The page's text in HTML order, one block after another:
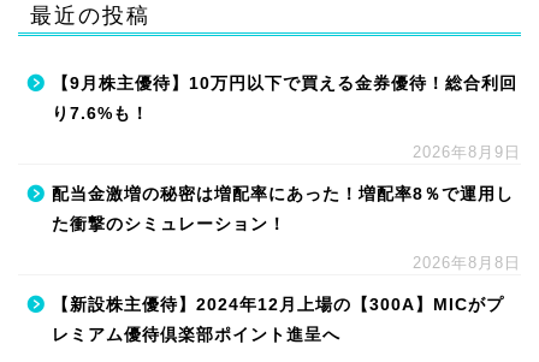
最近の投稿
【9月株主優待】10万円以下で買える金券優待！総合利回
り7.6%も！
2026年8月9日
配当金激増の秘密は増配率にあった！増配率8％で運用し
た衝撃のシミュレーション！
2026年8月8日
【新設株主優待】2024年12月上場の【300A】MICがプ
レミアム優待倶楽部ポイント進呈へ